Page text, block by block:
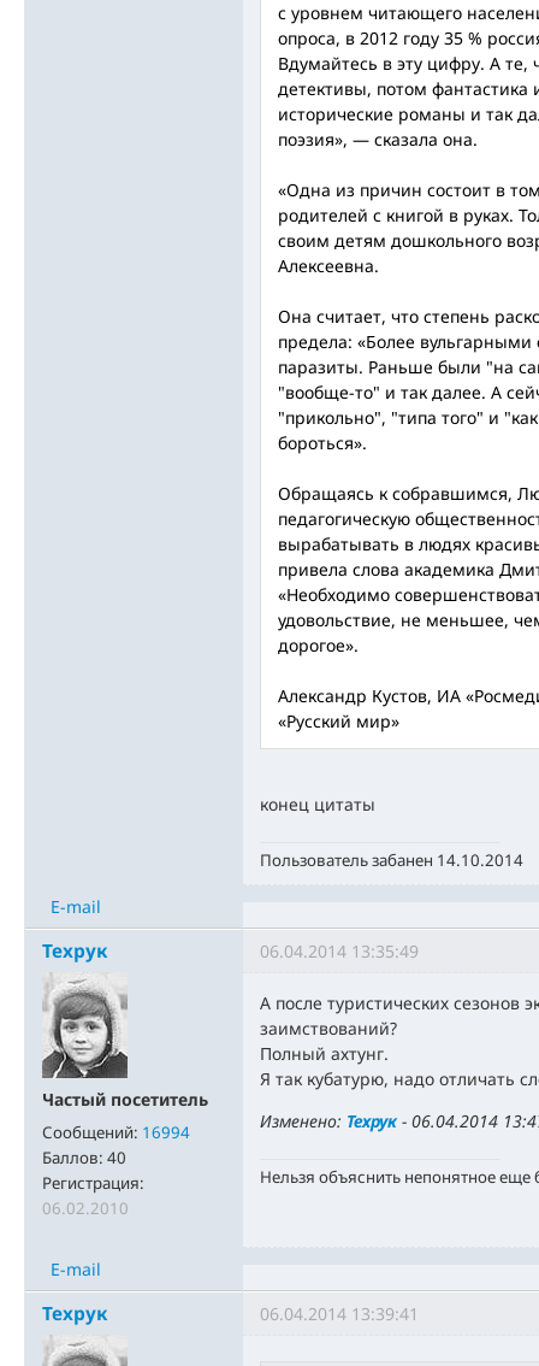
с уровнем читающего
опроса, в 2012 году 35 %
Вдумайтесь в эту цифру. А
детективы, потом фантастика
исторические романы и так
поэзия», — сказала она.
«Одна из причин состоит в
родителей с книгой в руках.
своим детям дошкольного
Алексеевна.
Она считает, что степень
предела: «Более вульгарными
паразиты. Раньше были "на
"вообще-то" и так далее. А
"прикольно", "типа того" и
бороться».
Обращаясь к собравшимся,
педагогическую
вырабатывать в людях
привела слова академика
«Необходимо
удовольствие, не меньшее,
дорогое».
Александр Кустов, ИА
«Русский мир»
конец цитаты
Пользователь забанен 14.10.2014
E-mail
Техрук
Частый посетитель
Сообщений: 16994
Баллов: 40
Регистрация:
06.02.2010
06.04.2014 13:35:49
А после туристических сезонов
заимствований?
Полный ахтунг.
Я так кубатурю, надо отличать
Изменено: Техрук- 06.04.2014
Нельзя объяснить непонятное
E-mail
Техрук 06.04.2014 13:39:41